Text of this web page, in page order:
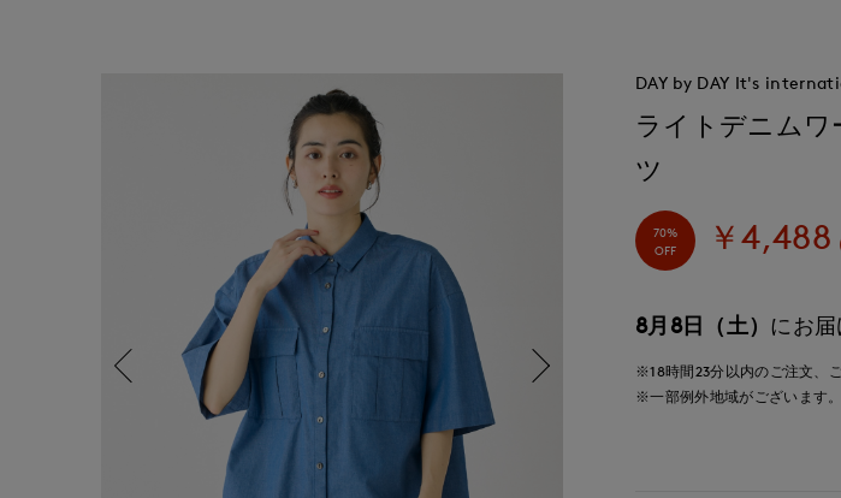
DAY by DAY It's
ライトデニムワ
ツ
70%
OFF
￥4,488
8月8日（土） にお届
※18時間23分以内のご注文、
※一部例外地域がございます。